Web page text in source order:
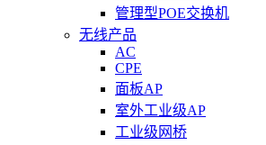
管理型POE交换机
无线产品
AC
CPE
面板AP
室外工业级AP
工业级网桥